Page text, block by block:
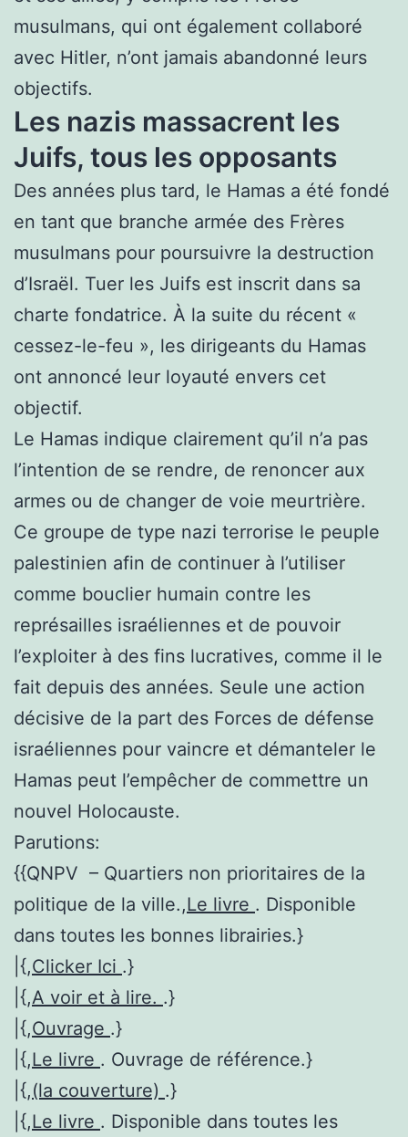
musulmans, qui ont également collaboré
avec Hitler, n’ont jamais abandonné leurs
objectifs.
Les nazis massacrent les
Juifs, tous les opposants
Des années plus tard, le Hamas a été fondé
en tant que branche armée des Frères
musulmans pour poursuivre la destruction
d’Israël. Tuer les Juifs est inscrit dans sa
charte fondatrice. À la suite du récent «
cessez-le-feu », les dirigeants du Hamas
ont annoncé leur loyauté envers cet
objectif.
Le Hamas indique clairement qu’il n’a pas
l’intention de se rendre, de renoncer aux
armes ou de changer de voie meurtrière.
Ce groupe de type nazi terrorise le peuple
palestinien afin de continuer à l’utiliser
comme bouclier humain contre les
représailles israéliennes et de pouvoir
l’exploiter à des fins lucratives, comme il le
fait depuis des années. Seule une action
décisive de la part des Forces de défense
israéliennes pour vaincre et démanteler le
Hamas peut l’empêcher de commettre un
nouvel Holocauste.
Parutions:
{{QNPV – Quartiers non prioritaires de la
politique de la ville.,Le livre . Disponible
dans toutes les bonnes librairies.}
|{,Clicker Ici .}
|{,A voir et à lire. .}
|{,Ouvrage .}
|{,Le livre . Ouvrage de référence.}
|{,(la couverture) .}
|{,Le livre . Disponible dans toutes les